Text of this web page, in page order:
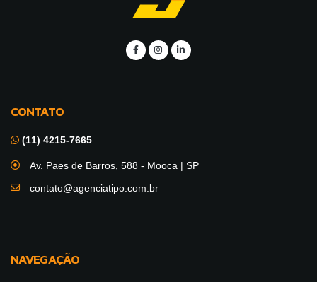
CONTATO
(11) 4215-7665
Av. Paes de Barros, 588 - Mooca | SP
contato@agenciatipo.com.br
NAVEGAÇÃO